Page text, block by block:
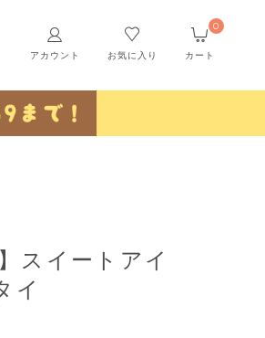
アカウント お気に入り カート
0
スイートアイ
イ